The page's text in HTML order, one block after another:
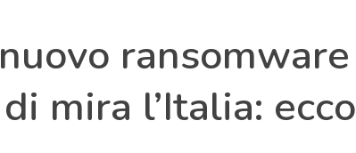
ransomware
mira l’Italia: ecco